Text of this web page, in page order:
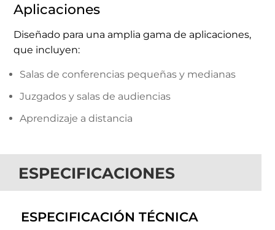
Aplicaciones
Diseñado para una amplia gama de aplicaciones,
que incluyen:
Salas de conferencias pequeñas y medianas
Juzgados y salas de audiencias
Aprendizaje a distancia
ESPECIFICACIONES
ESPECIFICACIÓN TÉCNICA